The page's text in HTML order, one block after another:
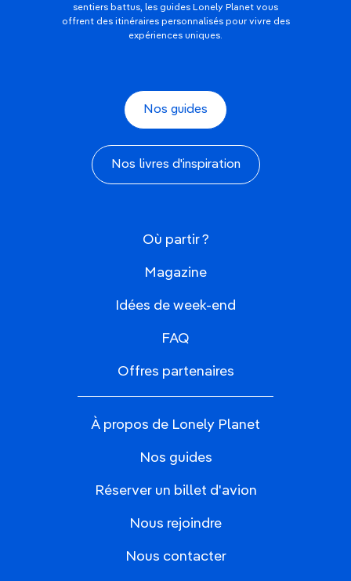
sentiers battus, les guides Lonely Planet vous
offrent des itinéraires personnalisés pour vivre des
expériences uniques.
Nos guides
Nos livres d'inspiration
Où partir ?
Magazine
Idées de week-end
FAQ
Offres partenaires
À propos de Lonely Planet
Nos guides
Réserver un billet d'avion
Nous rejoindre
Nous contacter